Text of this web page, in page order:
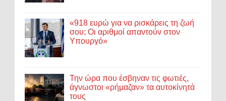
«918 ευρώ για να ρισκάρεις τη ζωή
σου; Οι αριθμοί απαντούν στον
Υπουργό»
Την ώρα που έσβηναν τις φωτιές,
άγνωστοι «ρήμαζαν» τα αυτοκίνητά
τους